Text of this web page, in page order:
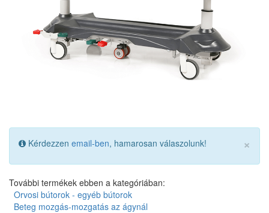
×
Kérdezzen email-ben, hamarosan válaszolunk!
További termékek ebben a kategóriában:
Orvosi bútorok - egyéb bútorok
Beteg mozgás-mozgatás az ágynál